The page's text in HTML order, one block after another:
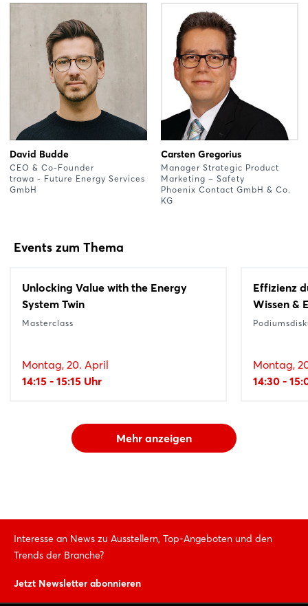
David Budde
CEO & Co-Founder
trawa - Future Energy Services
GmbH
Carsten Gregorius
Manager Strategic Product
Marketing – Safety
Phoenix Contact GmbH & Co.
KG
Events zum Thema
Unlocking Value with the Energy
System Twin
Masterclass
Montag, 20. April
14:15 - 15:15 Uhr
Effizienz
Wissen &
Montag,
14:30 -
Mehr anzeigen
Interesse an News zu Ausstellern, Top-Angeboten und den
Trends der Branche?
Jetzt Newsletter abonnieren